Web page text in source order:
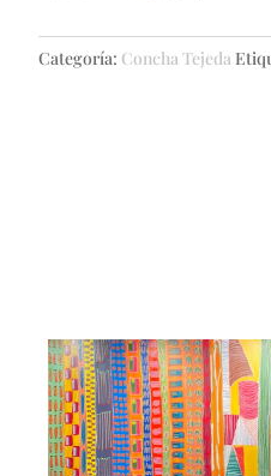
Categoría: Concha Tejeda